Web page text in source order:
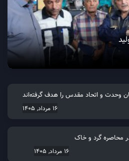
وحدت و اتحاد مقدس را هدف گرفته‌اند
16 مرداد, 1405
محاصره گرد و خاک
16 مرداد, 1405